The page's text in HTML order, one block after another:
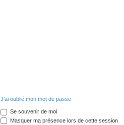
J’ai oublié mon mot de passe
Se souvenir de moi
Masquer ma présence lors de cette session